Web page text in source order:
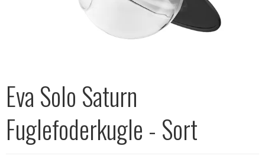
Eva Solo Saturn
Fuglefoderkugle - Sort